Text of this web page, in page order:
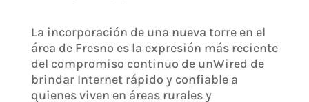
La incorporación de una nueva torre en el
área de Fresno es la expresión más reciente
del compromiso continuo de unWired de
brindar Internet rápido y confiable a
quienes viven en áreas rurales y